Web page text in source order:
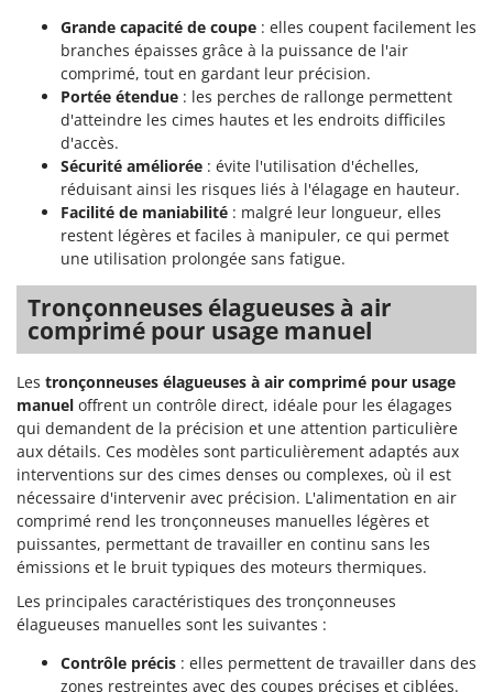
Grande capacité de coupe : elles coupent facilement les
branches épaisses grâce à la puissance de l'air
comprimé, tout en gardant leur précision.
Portée étendue : les perches de rallonge permettent
d'atteindre les cimes hautes et les endroits difficiles
d'accès.
Sécurité améliorée : évite l'utilisation d'échelles,
réduisant ainsi les risques liés à l'élagage en hauteur.
Facilité de maniabilité : malgré leur longueur, elles
restent légères et faciles à manipuler, ce qui permet
une utilisation prolongée sans fatigue.
Tronçonneuses élagueuses à air
comprimé pour usage manuel
Les tronçonneuses élagueuses à air comprimé pour usage
manuel offrent un contrôle direct, idéale pour les élagages
qui demandent de la précision et une attention particulière
aux détails. Ces modèles sont particulièrement adaptés aux
interventions sur des cimes denses ou complexes, où il est
nécessaire d'intervenir avec précision. L'alimentation en air
comprimé rend les tronçonneuses manuelles légères et
puissantes, permettant de travailler en continu sans les
émissions et le bruit typiques des moteurs thermiques.
Les principales caractéristiques des tronçonneuses
élagueuses manuelles sont les suivantes :
Contrôle précis : elles permettent de travailler dans des
zones restreintes avec des coupes précises et ciblées.